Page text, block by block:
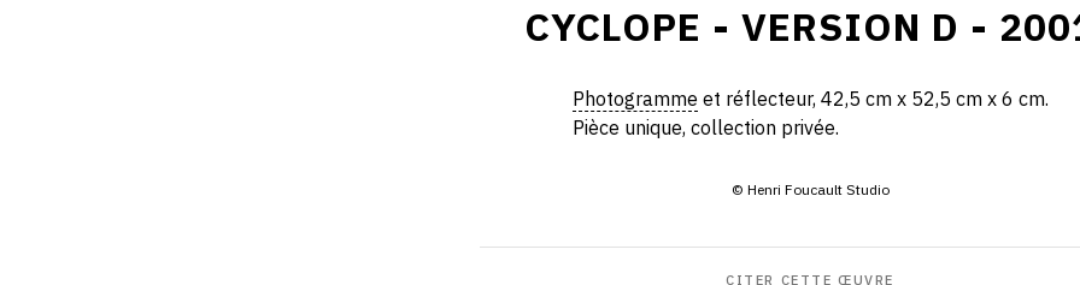
CYCLOPE - VERSION D -
Photogramme et réflecteur, 42,5 cm x 52,5 cm x 6 cm.
Pièce unique, collection privée.
© Henri Foucault Studio
CITER CETTE ŒUVRE